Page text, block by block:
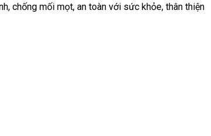
chống mối mọt, an toàn với sức khỏe, thân thiện